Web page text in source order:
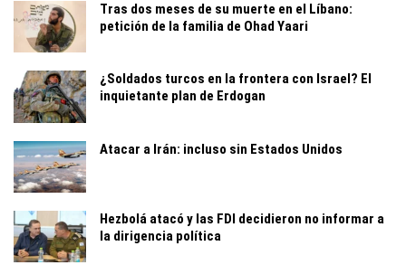
Tras dos meses de su muerte en el Líbano:
petición de la familia de Ohad Yaari
¿Soldados turcos en la frontera con Israel? El
inquietante plan de Erdogan
Atacar a Irán: incluso sin Estados Unidos
Hezbolá atacó y las FDI decidieron no informar a
la dirigencia política